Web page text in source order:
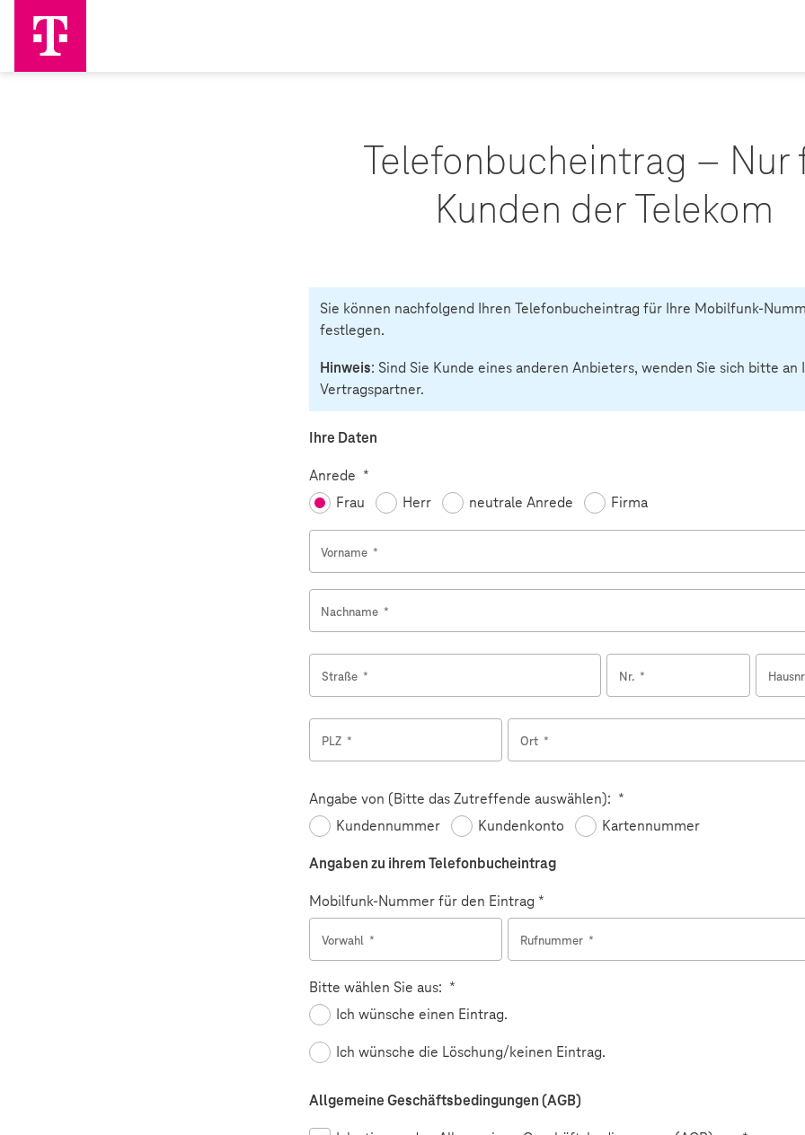
Telefonbucheintrag – Nur
Kunden der Telekom
Sie können nachfolgend Ihren Telefonbucheintrag für Ihre Mobilfunk-
festlegen.
Hinweis: Sind Sie Kunde eines anderen Anbieters, wenden Sie sich bitte an
Vertragspartner.
Ihre Daten
Anrede Pflichtfeld
*
Frau
Herr neutrale Anrede Firma
Vorname *
Nachname *
Straße * Nr. *
PLZ * Ort *
Angabe von (Bitte das Zutreffende auswählen): Pflichtfeld
*
Kundennummer
Kundenkonto
Kartennummer
Angaben zu ihrem Telefonbucheintrag
Mobilfunk-Nummer für den Eintrag *
Vorwahl * Rufnummer *
Bitte wählen Sie aus: Pflichtfeld
*
Ich wünsche einen Eintrag.
Ich wünsche die Löschung/keinen Eintrag.
Allgemeine Geschäftsbedingungen (AGB)